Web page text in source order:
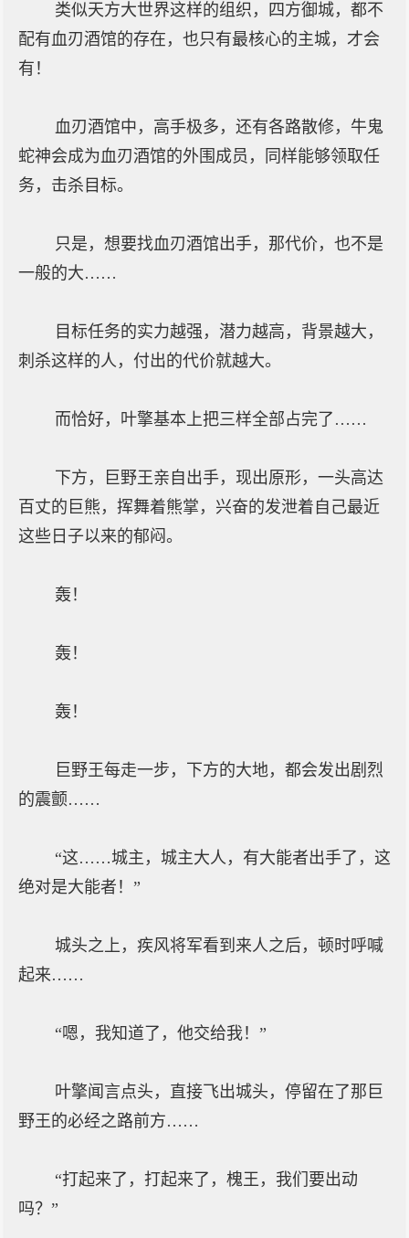
类似天方大世界这样的组织，四方御城，都不
配有血刃酒馆的存在，也只有最核心的主城，才会
有！
血刃酒馆中，高手极多，还有各路散修，牛鬼
蛇神会成为血刃酒馆的外围成员，同样能够领取任
务，击杀目标。
只是，想要找血刃酒馆出手，那代价，也不是
一般的大……
目标任务的实力越强，潜力越高，背景越大，
刺杀这样的人，付出的代价就越大。
而恰好，叶擎基本上把三样全部占完了……
下方，巨野王亲自出手，现出原形，一头高达
百丈的巨熊，挥舞着熊掌，兴奋的发泄着自己最近
这些日子以来的郁闷。
轰！
轰！
轰！
巨野王每走一步，下方的大地，都会发出剧烈
的震颤……
“这……城主，城主大人，有大能者出手了，这
绝对是大能者！”
城头之上，疾风将军看到来人之后，顿时呼喊
起来……
“嗯，我知道了，他交给我！”
叶擎闻言点头，直接飞出城头，停留在了那巨
野王的必经之路前方……
“打起来了，打起来了，槐王，我们要出动
吗？”